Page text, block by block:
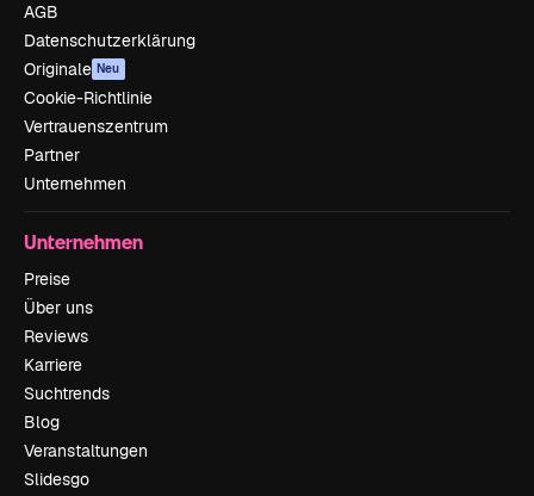
AGB
Datenschutzerklärung
Originale Neu
Cookie-Richtlinie
Vertrauenszentrum
Partner
Unternehmen
Unternehmen
Preise
Über uns
Reviews
Karriere
Suchtrends
Blog
Veranstaltungen
Slidesgo